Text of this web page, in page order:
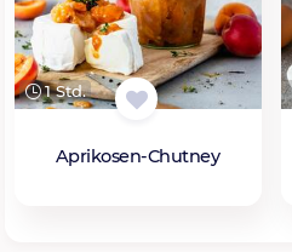
1 Std.
Aprikosen-Chutney